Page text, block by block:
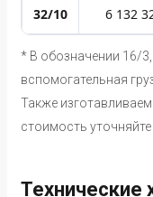
32/10 6 132
* В обозначении 16/
вспомогательная
Также
стоимость
Технические